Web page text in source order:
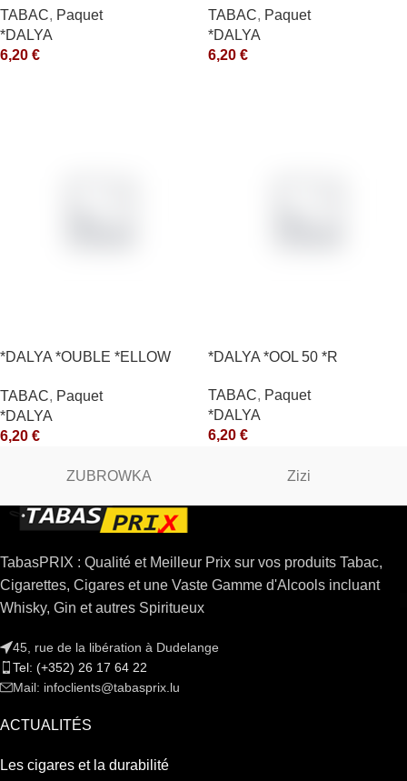
TABAC, Paquet
*DALYA
6,20 €
TABAC, Paquet
*DALYA
6,20 €
*DALYA *OUBLE *ELLOW
TABAC, Paquet
*DALYA
6,20 €
*DALYA *OOL 50 *R
TABAC, Paquet
*DALYA
6,20 €
ZUBROWKA Zizi
TabasPRIX : Qualité et Meilleur Prix sur vos produits Tabac,
Cigarettes, Cigares et une Vaste Gamme d'Alcools incluant
Whisky, Gin et autres Spiritueux
45, rue de la libération à Dudelange
Tel: (+352) 26 17 64 22
Mail: infoclients@tabasprix.lu
ACTUALITÉS
Les cigares et la durabilité